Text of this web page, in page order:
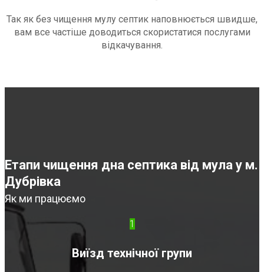
Так як без чищення мулу септик наповнюється швидше,
вам все частіше доводиться скористатися послугами
відкачування.
Етапи чищення дна септика від мула у м.
Дубрівка
Як ми працюємо
1
Виїзд технічної групи